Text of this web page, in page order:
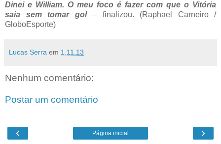
Dinei e William. O meu foco é fazer com que o Vitória
saia sem tomar gol – finalizou. (Raphael Carneiro /
GloboEsporte)
Lucas Serra em 1.11.13
Nenhum comentário:
Postar um comentário
‹ ›
Página inicial